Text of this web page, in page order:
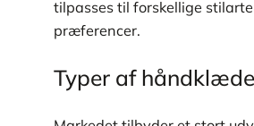
tilpasses til forskellige
præferencer.
Typer af